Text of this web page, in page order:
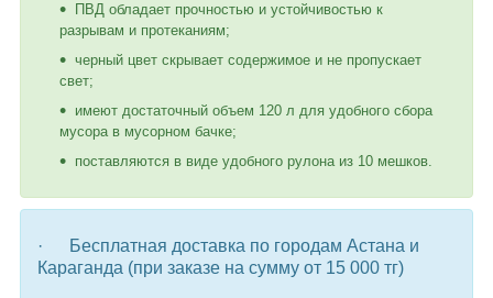
ПВД обладает прочностью и устойчивостью к
разрывам и протеканиям;
черный цвет скрывает содержимое и не пропускает
свет;
имеют достаточный объем 120 л для удобного сбора
мусора в мусорном бачке;
поставляются в виде удобного рулона из 10 мешков.
·
Бесплатная доставка по городам Астана и
Караганда (при заказе на сумму от 15 000 тг)